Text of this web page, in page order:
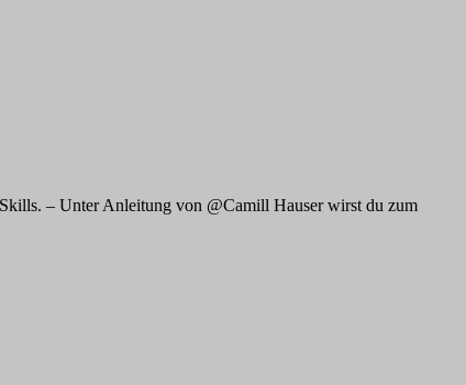
– Unter Anleitung von @Camill Hauser wirst du zum